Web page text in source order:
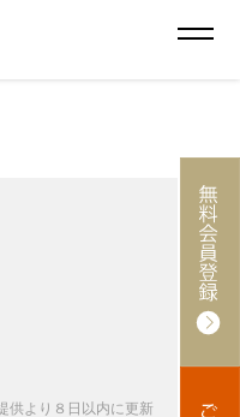
より８日以内に更新